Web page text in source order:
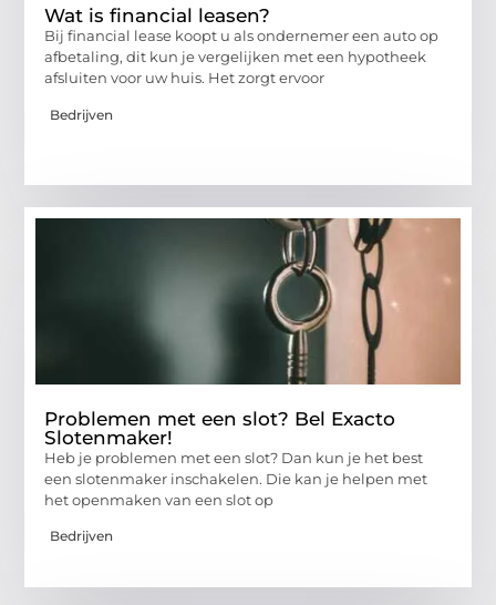
Wat is financial leasen?
Bij financial lease koopt u als ondernemer een auto op
afbetaling, dit kun je vergelijken met een hypotheek
afsluiten voor uw huis. Het zorgt ervoor
Bedrijven
Problemen met een slot? Bel Exacto
Slotenmaker!
Heb je problemen met een slot? Dan kun je het best
een slotenmaker inschakelen. Die kan je helpen met
het openmaken van een slot op
Bedrijven